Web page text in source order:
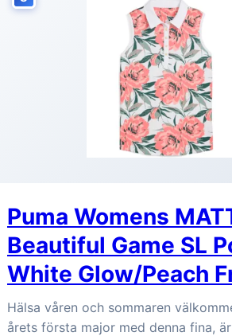
Puma Womens
Beautiful Game SL
White Glow/Peach
Hälsa våren och sommaren
årets första major med denna fina,